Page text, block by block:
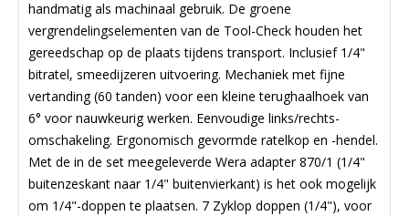
handmatig als machinaal gebruik. De groene
vergrendelingselementen van de Tool-Check houden het
gereedschap op de plaats tijdens transport. Inclusief 1/4"
bitratel, smeedijzeren uitvoering. Mechaniek met fijne
vertanding (60 tanden) voor een kleine terughaalhoek van
6° voor nauwkeurig werken. Eenvoudige links/rechts-
omschakeling. Ergonomisch gevormde ratelkop en -hendel.
Met de in de set meegeleverde Wera adapter 870/1 (1/4"
buitenzeskant naar 1/4" buitenvierkant) is het ook mogelijk
om 1/4"-doppen te plaatsen. 7 Zyklop doppen (1/4"), voor